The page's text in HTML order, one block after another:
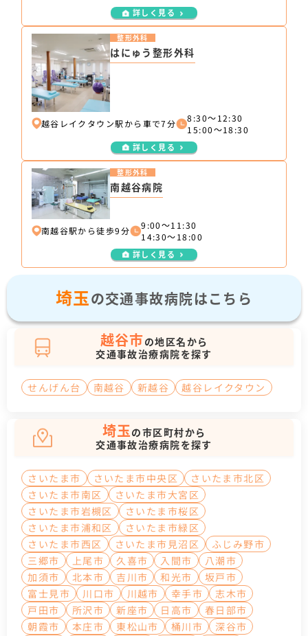
詳しく見る
はにゅう整形外科
整形外科
越谷レイクタウン駅から車で7分
8:30～12:30
15:00～18:30
詳しく見る
南越谷病院
整形外科
南越谷駅から徒歩9分
9:00～11:30
14:30～18:00
詳しく見る
埼玉の交通事故病院はこちら
越谷市の地区名から
交通事故治療病院を探す
せんげん台 南越谷 新越谷 越谷レイクタウン
埼玉の市区町村から
交通事故治療病院を探す
さいたま市 さいたま市中央区
さいたま市北区
さいたま市南区
さいたま市大宮区
さいたま市岩槻区
さいたま市桜区
さいたま市浦和区
さいたま市緑区
さいたま市西区
さいたま市見沼区
ふじみ野市
三郷市
上尾市 久喜市 入間市
八潮市
加須市
北本市 吉川市 和光市
坂戸市
富士見市
川口市 川越市 幸手市
志木市
戸田市
所沢市 新座市 日高市
春日部市
朝霞市
本庄市 東松山市 桶川市
深谷市